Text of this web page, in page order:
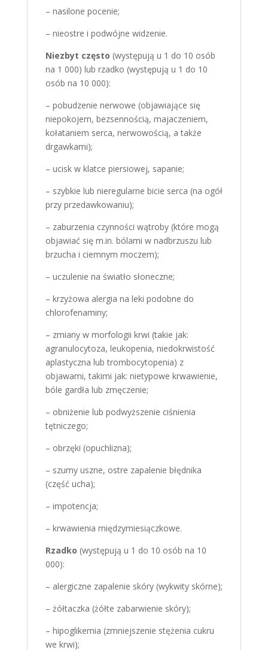
– nasilone pocenie;
– nieostre i podwójne widzenie.
Niezbyt często (występują u 1 do 10 osób
na 1 000) lub rzadko (występują u 1 do 10
osób na 10 000):
– pobudzenie nerwowe (objawiające się
niepokojem, bezsennością, majaczeniem,
kołataniem serca, nerwowością, a także
drgawkami);
– ucisk w klatce piersiowej, sapanie;
– szybkie lub nieregularne bicie serca (na ogół
przy przedawkowaniu);
– zaburzenia czynności wątroby (które mogą
objawiać się m.in. bólami w nadbrzuszu lub
brzucha i ciemnym moczem);
– uczulenie na światło słoneczne;
– krzyżowa alergia na leki podobne do
chlorofenaminy;
– zmiany w morfologii krwi (takie jak:
agranulocytoza, leukopenia, niedokrwistość
aplastyczna lub trombocytopenia) z
objawami, takimi jak: nietypowe krwawienie,
bóle gardła lub zmęczenie;
– obniżenie lub podwyższenie ciśnienia
tętniczego;
– obrzęki (opuchlizna);
– szumy uszne, ostre zapalenie błędnika
(część ucha);
– impotencja;
– krwawienia międzymiesiączkowe.
Rzadko (występują u 1 do 10 osób na 10
000):
– alergiczne zapalenie skóry (wykwity skórne);
– żółtaczka (żółte zabarwienie skóry);
– hipoglikemia (zmniejszenie stężenia cukru
we krwi);